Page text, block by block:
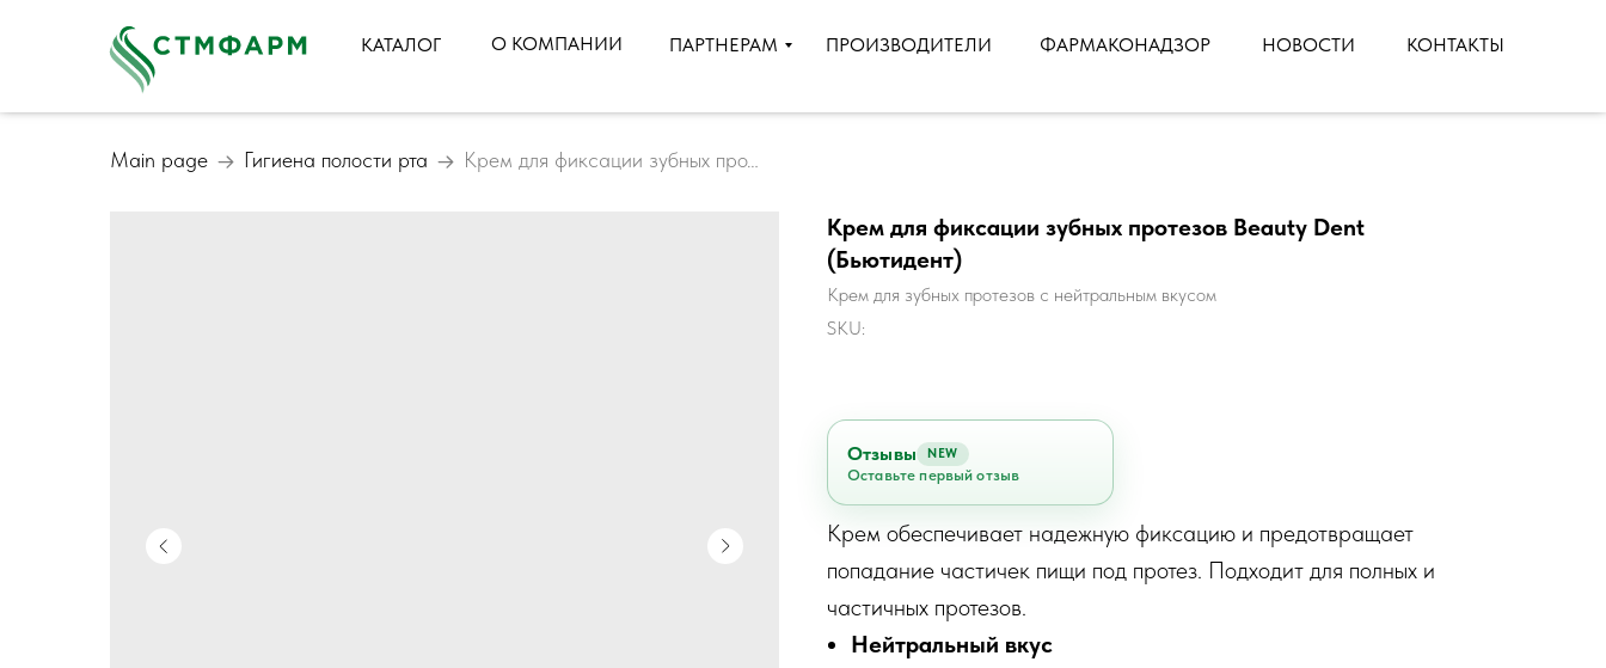
ПРОИЗВОДИТЕЛИ
ПАРТНЕРАМ КОНТАКТЫ
НОВОСТИ
КАТАЛОГ О КОМПАНИИ ФАРМАКОНАДЗОР
Main page Гигиена полости рта Крем для фиксации зубных протезов Beauty Dent (Бьютидент)
Крем для фиксации зубных протезов Beauty Dent
(Бьютидент)
Крем для зубных протезов с нейтральным вкусом
SKU:
Отзывы NEW
Оставьте первый отзыв
Крем обеспечивает надежную фиксацию и предотвращает
попадание частичек пищи под протез. Подходит для полных и
частичных протезов.
Нейтральный вкус